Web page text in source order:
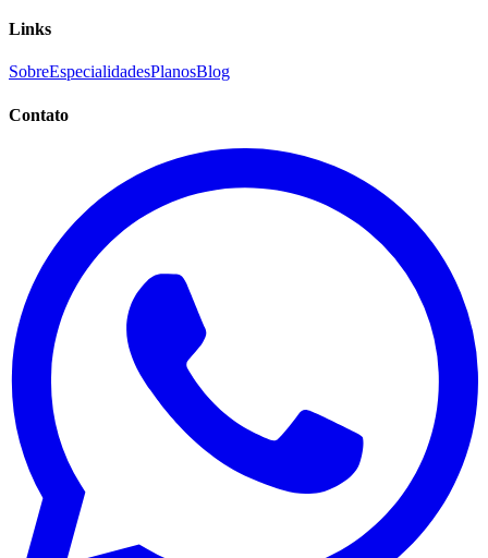
Links
SobreEspecialidadesPlanosBlog
Contato